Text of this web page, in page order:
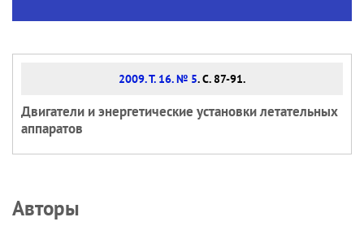
2009. Т. 16. № 5. С. 87-91.
Двигатели и энергетические установки летательных
аппаратов
Авторы